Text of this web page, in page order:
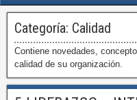
Categoría: Calidad
Contiene novedades,
calidad de su organización.